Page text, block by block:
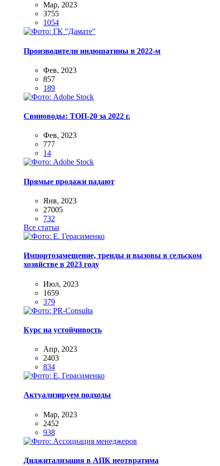
Мар, 2023
3755
1054
Производители индюшатины в 2022-м
Фев, 2023
857
189
Свиноводы: ТОП-20 за 2022 г.
Фев, 2023
777
14
Прямые продажи падают
Янв, 2023
27005
732
Все статьи
Импортозамещение, тренды и вызовы в сельском
хозяйстве в 2023 году
Июл, 2023
1659
379
Курс на устойчивость
Апр, 2023
2403
834
Актуализируем подходы
Мар, 2023
2452
938
Диджитализация в АПК неотвратима